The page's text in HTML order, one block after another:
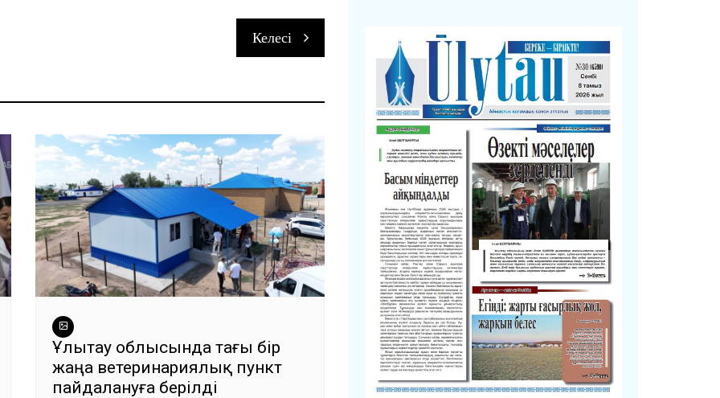
Келесі
Ұлытау облысында тағы бір
жаңа ветеринариялық пункт
пайдалануға берілді